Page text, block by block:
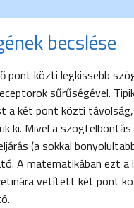
becslése
közti legkissebb
sűrűségével.
a két pont közti
ki. Mivel a szögfelbontás
(a sokkal
A matematikában ezt
vetített két pont